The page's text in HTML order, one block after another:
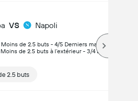
VS Napoli
de 2.5 buts - 4/5 Derniers matchs
de 2.5 buts à l’extérieur - 3/4 Derniers
2.5 buts